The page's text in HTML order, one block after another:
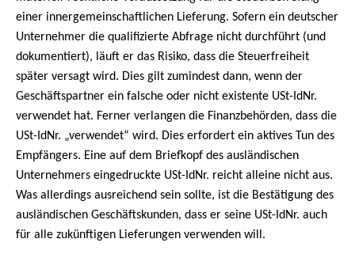
einer innergemeinschaftlichen Lieferung. Sofern ein deutscher
Unternehmer die qualifizierte Abfrage nicht durchführt (und
dokumentiert), läuft er das Risiko, dass die Steuerfreiheit
später versagt wird. Dies gilt zumindest dann, wenn der
Geschäftspartner ein falsche oder nicht existente USt-IdNr.
verwendet hat. Ferner verlangen die Finanzbehörden, dass die
USt-IdNr. „verwendet“ wird. Dies erfordert ein aktives Tun des
Empfängers. Eine auf dem Briefkopf des ausländischen
Unternehmers eingedruckte USt-IdNr. reicht alleine nicht aus.
Was allerdings ausreichend sein sollte, ist die Bestätigung des
ausländischen Geschäftskunden, dass er seine USt-IdNr. auch
für alle zukünftigen Lieferungen verwenden will.